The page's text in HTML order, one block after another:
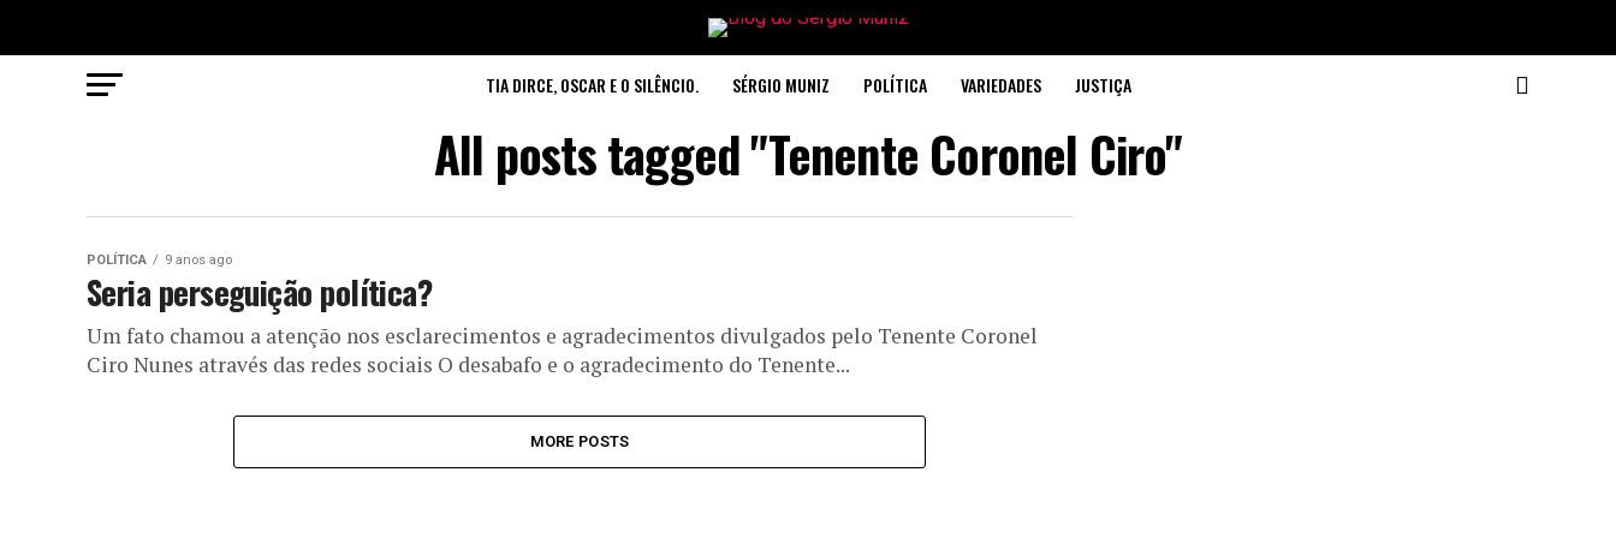
TIA DIRCE, OSCAR E O SILÊNCIO. SÉRGIO MUNIZ POLÍTICA VARIEDADES JUSTIÇA
All posts tagged "Tenente Coronel Ciro"
POLÍTICA 9 anos ago
Seria perseguição política?
Um fato chamou a atenção nos esclarecimentos e agradecimentos divulgados pelo Tenente Coronel
Ciro Nunes através das redes sociais O desabafo e o agradecimento do Tenente...
MORE POSTS